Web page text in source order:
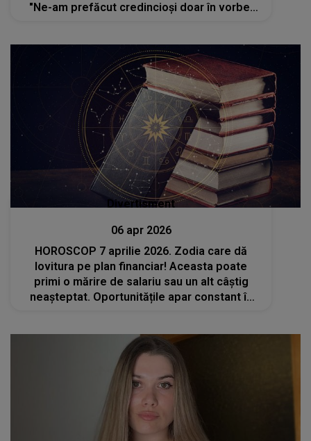
"Ne-am prefăcut credincioși doar în vorbe.
Divertisment
06 apr 2026
HOROSCOP 7 aprilie 2026. Zodia care dă
lovitura pe plan financiar! Aceasta poate
primi o mărire de salariu sau un alt câștig
neașteptat. Oportunitățile apar constant în